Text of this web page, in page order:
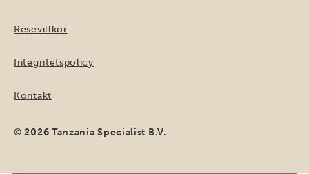
Resevillkor
Integritetspolicy
Kontakt
© 2026 Tanzania Specialist B.V.